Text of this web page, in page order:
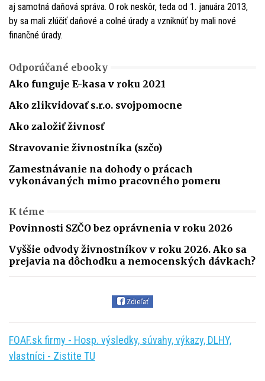
aj samotná daňová správa. O rok neskôr, teda od 1. januára 2013,
by sa mali zlúčiť daňové a colné úrady a vzniknúť by mali nové
finančné úrady.
Odporúčané ebooky
Ako funguje E-kasa v roku 2021
Ako zlikvidovať s.r.o. svojpomocne
Ako založiť živnosť
Stravovanie živnostníka (szčo)
Zamestnávanie na dohody o prácach
vykonávaných mimo pracovného pomeru
K téme
Povinnosti SZČO bez oprávnenia v roku 2026
Vyššie odvody živnostníkov v roku 2026. Ako sa
prejavia na dôchodku a nemocenských dávkach?
Zdieľať
FOAF.sk firmy - Hosp. výsledky, súvahy, výkazy, DLHY,
vlastníci - Zistite TU